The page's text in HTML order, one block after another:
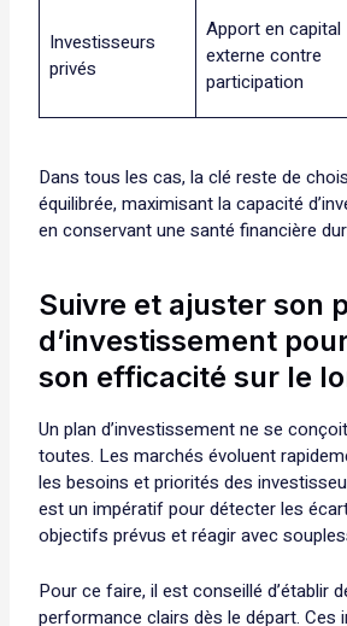
Investisseurs
privés
Apport en capital
externe contre
participation
Dans tous les cas, la clé reste de
équilibrée, maximisant la capacité
en conservant une santé financière
Suivre et ajuster son
d’investissement
son efficacité sur le
Un plan d’investissement ne se
toutes. Les marchés évoluent
les besoins et priorités des
est un impératif pour détecter les
objectifs prévus et réagir avec
Pour ce faire, il est conseillé d’établir
performance clairs dès le départ. Ces